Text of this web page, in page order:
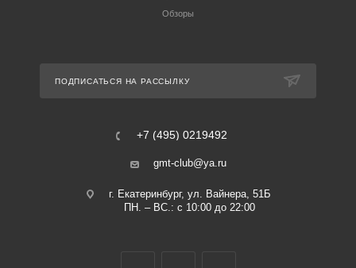
Обзоры
ПОДПИСАТЬСЯ НА РАССЫЛКУ
+7 (495) 0219492
gmt-club@ya.ru
г. Екатеринбург, ул. Вайнера, 51Б
ПН. – ВС.: с 10:00 до 22:00